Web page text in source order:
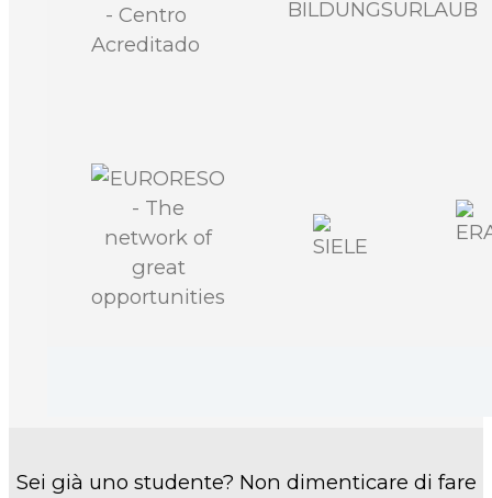
Sei già uno studente? Non dimenticare di fare